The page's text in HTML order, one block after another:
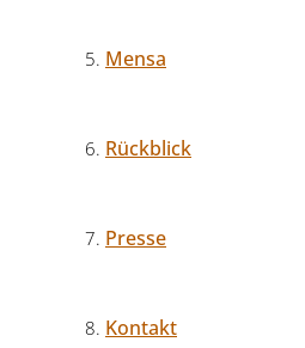
Mensa
Rückblick
Presse
Kontakt